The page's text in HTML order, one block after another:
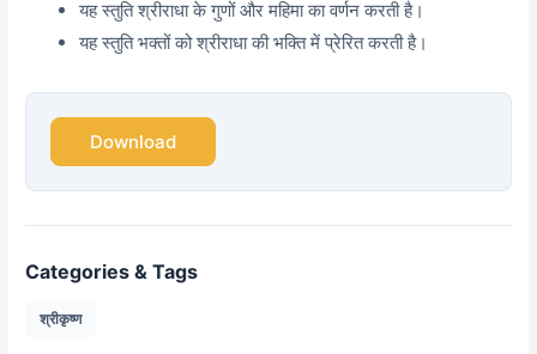
यह स्तुति श्रीराधा के गुणों और महिमा का वर्णन करती है।
यह स्तुति भक्तों को श्रीराधा की भक्ति में प्रेरित करती है।
Download
Categories & Tags
श्रीकृष्ण